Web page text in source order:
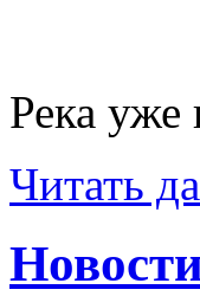
Река уже
Читать